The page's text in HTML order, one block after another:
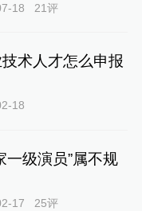
18 21评
术人才怎么申报
18
一级演员”属不规
17 25评